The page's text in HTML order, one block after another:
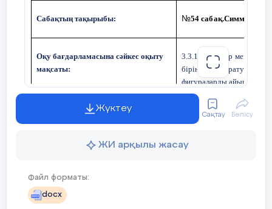
Сабақтың тақырыбы: №54
Оқу бағдарламасына сәйкес оқыту
мақсаты:
3.3.1.1 шеңбер мен
бірінен ажырату
фигураларды айыра білу
Симметриялы
Жүктеу
Сақтау Бөлісу
ЖИ арқылы жасау
Файл форматы:
docx